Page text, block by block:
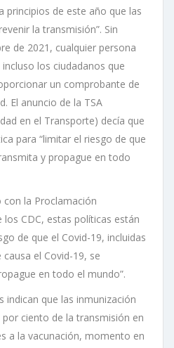
principios de este año que las
la transmisión”. Sin
de 2021, cualquier persona
incluso los ciudadanos que
un comprobante de
El anuncio de la TSA
en el Transporte) decía que
para “limitar el riesgo de que
y propague en todo
con la Proclamación
los CDC, estas políticas están
de que el Covid-19, incluidas
el Covid-19, se
en todo el mundo”.
indican que las inmunización
ciento de la transmisión en
a la vacunación, momento en